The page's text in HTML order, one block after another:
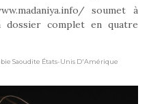
soumet à
dossier complet en quatre
Saoudite États-Unis D'Amérique